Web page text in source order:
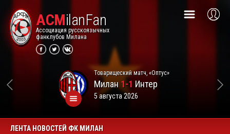
ACMilanFan
Ассоциация русскоязычных
фанклубов Милана
Товарищеский матч, «Оптус»
Милан1-1 Интер
5 августа 2026
ЛЕНТА НОВОСТЕЙ ФК МИЛАН